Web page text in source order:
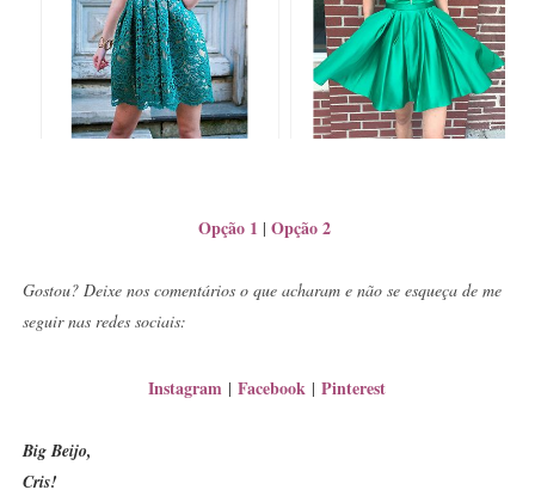
Opção 1 | Opção 2
Gostou? Deixe nos comentários o que acharam e não se esqueça de me
seguir nas redes sociais:
Instagram |Facebook |Pinterest
Big Beijo,
Cris!